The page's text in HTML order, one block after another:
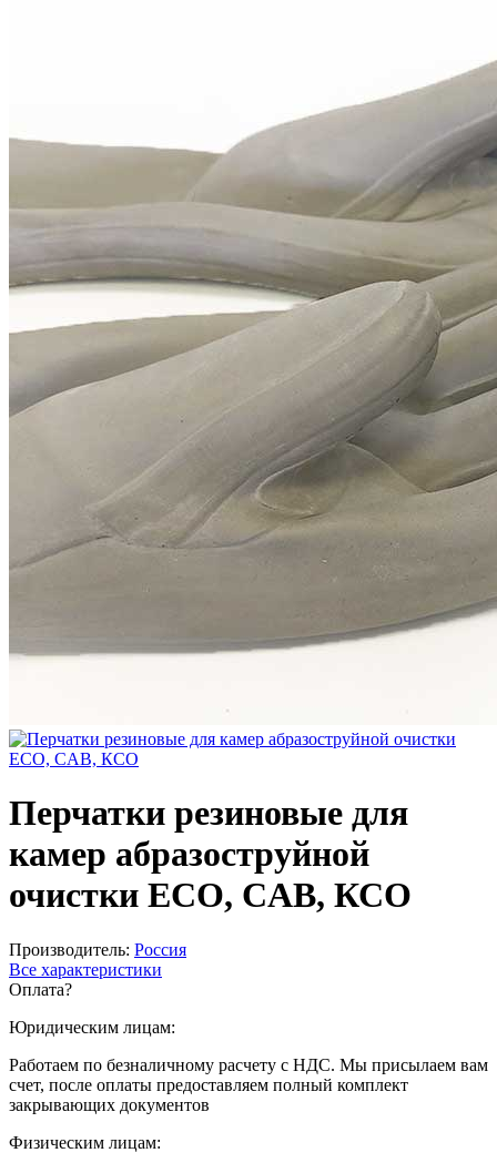
Перчатки резиновые для
камер абразоструйной
очистки ECO, CAB, КСО
Производитель: Россия
Все характеристики
Оплата?
Юридическим лицам:
Работаем по безналичному расчету с НДС. Мы присылаем вам
счет, после оплаты предоставляем полный комплект
закрывающих документов
Физическим лицам: